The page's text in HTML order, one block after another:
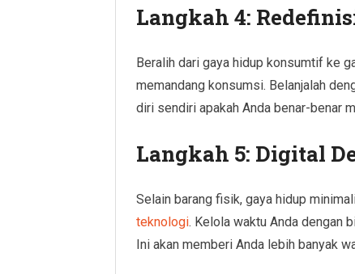
Langkah 4:
Beralih dari gaya hidup konsumtif ke
memandang konsumsi. Belanjalah
diri sendiri apakah Anda benar-benar
Langkah 5: Digital
Selain barang fisik, gaya hidup
teknologi. Kelola waktu Anda dengan
Ini akan memberi Anda lebih banyak